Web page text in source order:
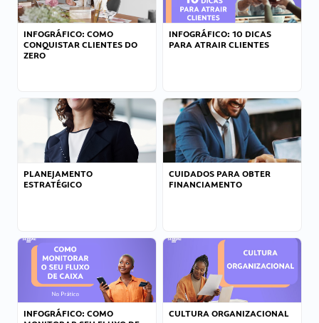
INFOGRÁFICO: COMO
CONQUISTAR CLIENTES DO
ZERO
INFOGRÁFICO: 10 DICAS
PARA ATRAIR CLIENTES
PLANEJAMENTO
ESTRATÉGICO
CUIDADOS PARA OBTER
FINANCIAMENTO
INFOGRÁFICO: COMO
CULTURA ORGANIZACIONAL